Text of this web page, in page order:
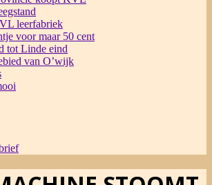
leerfabriek
voor maar 50 cent
tot Linde eind
van O’wijk